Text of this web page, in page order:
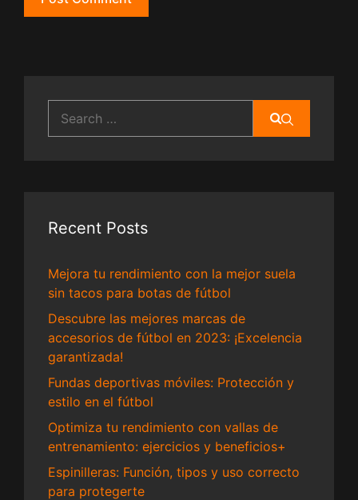
for:
Recent Posts
Mejora tu rendimiento con la mejor suela
sin tacos para botas de fútbol
Descubre las mejores marcas de
accesorios de fútbol en 2023: ¡Excelencia
garantizada!
Fundas deportivas móviles: Protección y
estilo en el fútbol
Optimiza tu rendimiento con vallas de
entrenamiento: ejercicios y beneficios+
Espinilleras: Función, tipos y uso correcto
para protegerte